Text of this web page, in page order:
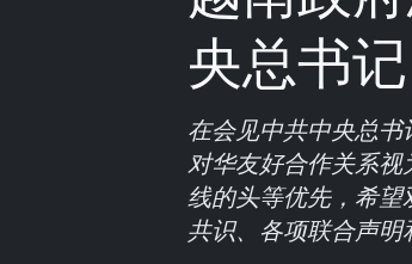
央总书
在会见中共中央总
对华友好合作关系
线的头等优先，希
共识、各项联合声明